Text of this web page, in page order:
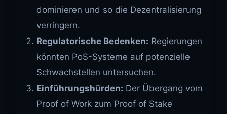
dominieren und so die Dezentralisierung
verringern.
Regulatorische Bedenken: Regierungen
könnten PoS-Systeme auf potenzielle
Schwachstellen untersuchen.
Einführungshürden: Der Übergang vom
Proof of Work zum Proof of Stake